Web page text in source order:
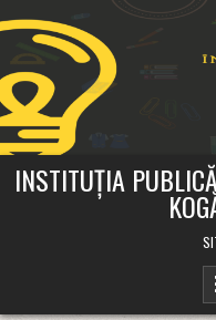
to
INSTITUȚIA